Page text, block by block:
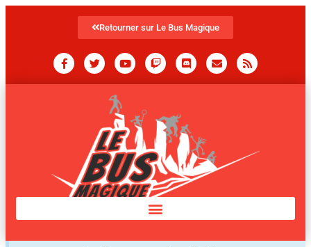
Retourner sur Le Bus Magique